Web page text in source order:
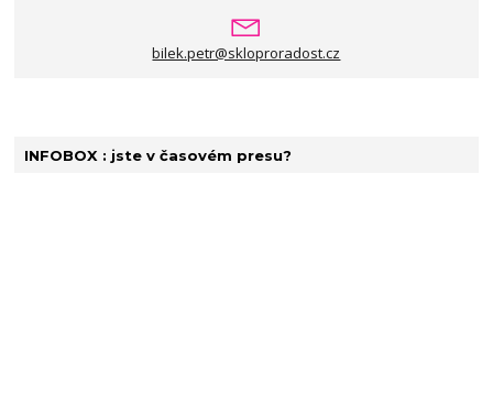
bilek.petr@skloproradost.cz
INFOBOX : jste v časovém presu?